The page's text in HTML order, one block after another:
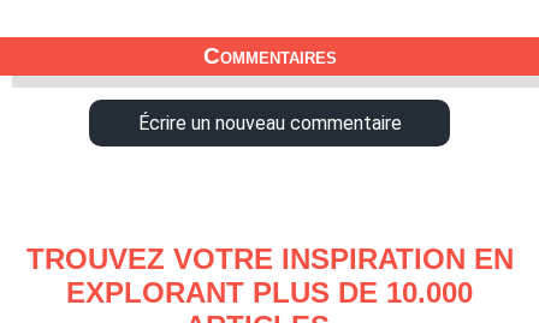
Commentaires
Écrire un nouveau commentaire
TROUVEZ VOTRE INSPIRATION EN
EXPLORANT PLUS DE 10.000